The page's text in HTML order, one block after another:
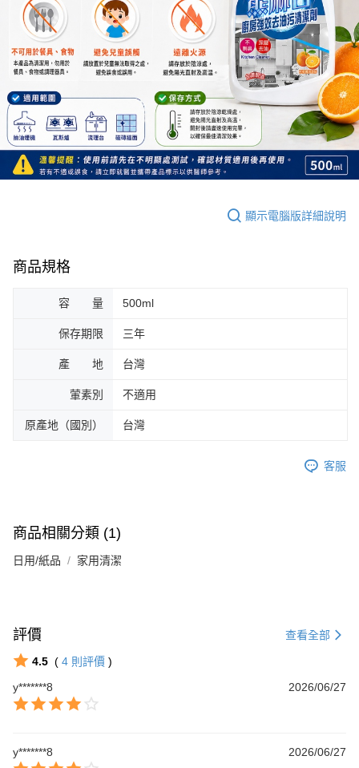
顯示電腦版詳細說明
商品規格
容 量 500ml
保存期限 三年
產 地 台灣
葷素別 不適用
原產地（國別） 台灣
客服
商品相關分類 (1)
日用/紙品 家用清潔
評價 查看全部
4.5 ( 4 則評價 )
y*******8
2026/06/27
y*******8 2026/06/27